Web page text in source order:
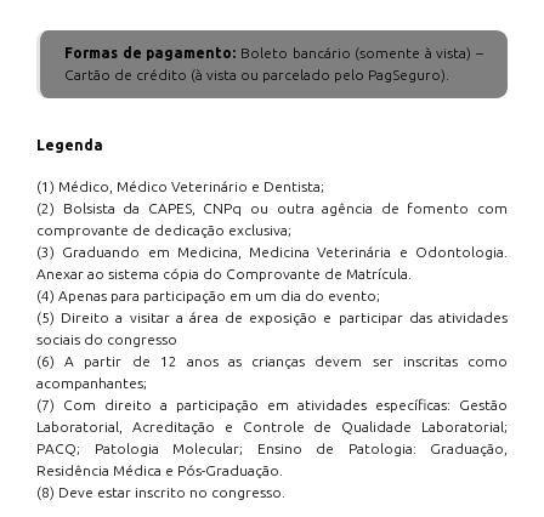
Formas de pagamento: Boleto bancário (somente à vista) –
Cartão de crédito (à vista ou parcelado pelo PagSeguro).
Legenda
(1) Médico, Médico Veterinário e Dentista;
(2) Bolsista da CAPES, CNPq ou outra agência de fomento com
comprovante de dedicação exclusiva;
(3) Graduando em Medicina, Medicina Veterinária e Odontologia.
Anexar ao sistema cópia do Comprovante de Matrícula.
(4) Apenas para participação em um dia do evento;
(5) Direito a visitar a área de exposição e participar das atividades
sociais do congresso
(6) A partir de 12 anos as crianças devem ser inscritas como
acompanhantes;
(7) Com direito a participação em atividades específicas: Gestão
Laboratorial, Acreditação e Controle de Qualidade Laboratorial;
PACQ; Patologia Molecular; Ensino de Patologia: Graduação,
Residência Médica e Pós-Graduação.
(8) Deve estar inscrito no congresso.